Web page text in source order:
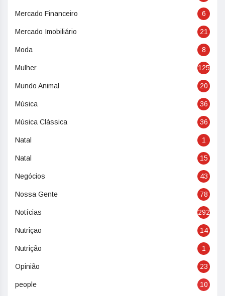
Mercado Financeiro 6
Mercado Imobiliário 21
Moda 8
Mulher 125
Mundo Animal 20
Música 36
Música Clássica 36
Natal 1
Natal 15
Negócios 43
Nossa Gente 78
Notícias 292
Nutriçao 14
Nutrição 1
Opinião 23
people 10